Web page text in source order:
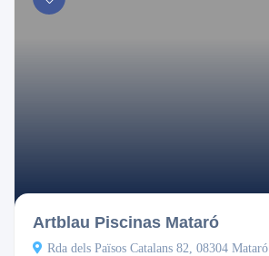
Artblau Piscinas Mataró
Rda dels Països Catalans 82, 08304 Mataró